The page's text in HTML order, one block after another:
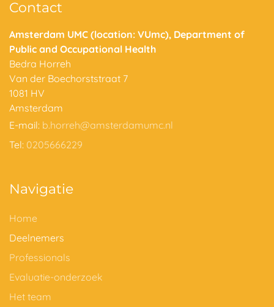
Contact
Amsterdam UMC (location: VUmc), Department of
Public and Occupational Health
Bedra Horreh
Van der Boechorststraat 7
1081 HV
Amsterdam
E-mail: b.horreh@amsterdamumc.nl
Tel: 0205666229
Navigatie
Home
Deelnemers
Professionals
Evaluatie-onderzoek
Het team